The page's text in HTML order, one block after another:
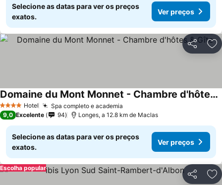
Selecione as datas para ver os preços
exatos.
Ver preços
Partilhar
4 EstrelasHotel Spa completo e academia
Domaine du Mont Monnet - Chambre d'hôtes & Gîte
9,0 Excelente 94 Longes, a 12.8 km de Maclas
Selecione as datas para ver os preços
exatos.
Ver preços
Partilhar
Escolha popular